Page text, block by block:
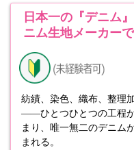
日本一の『デニム
ニム生地メーカー
紡績、染色、織布、整理
――ひとつひとつの工程
まり、唯一無二のデニム
まれる。